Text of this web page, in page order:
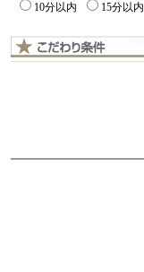
10分以内
15分以内